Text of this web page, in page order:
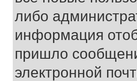
либо
информация
пришло
электронной